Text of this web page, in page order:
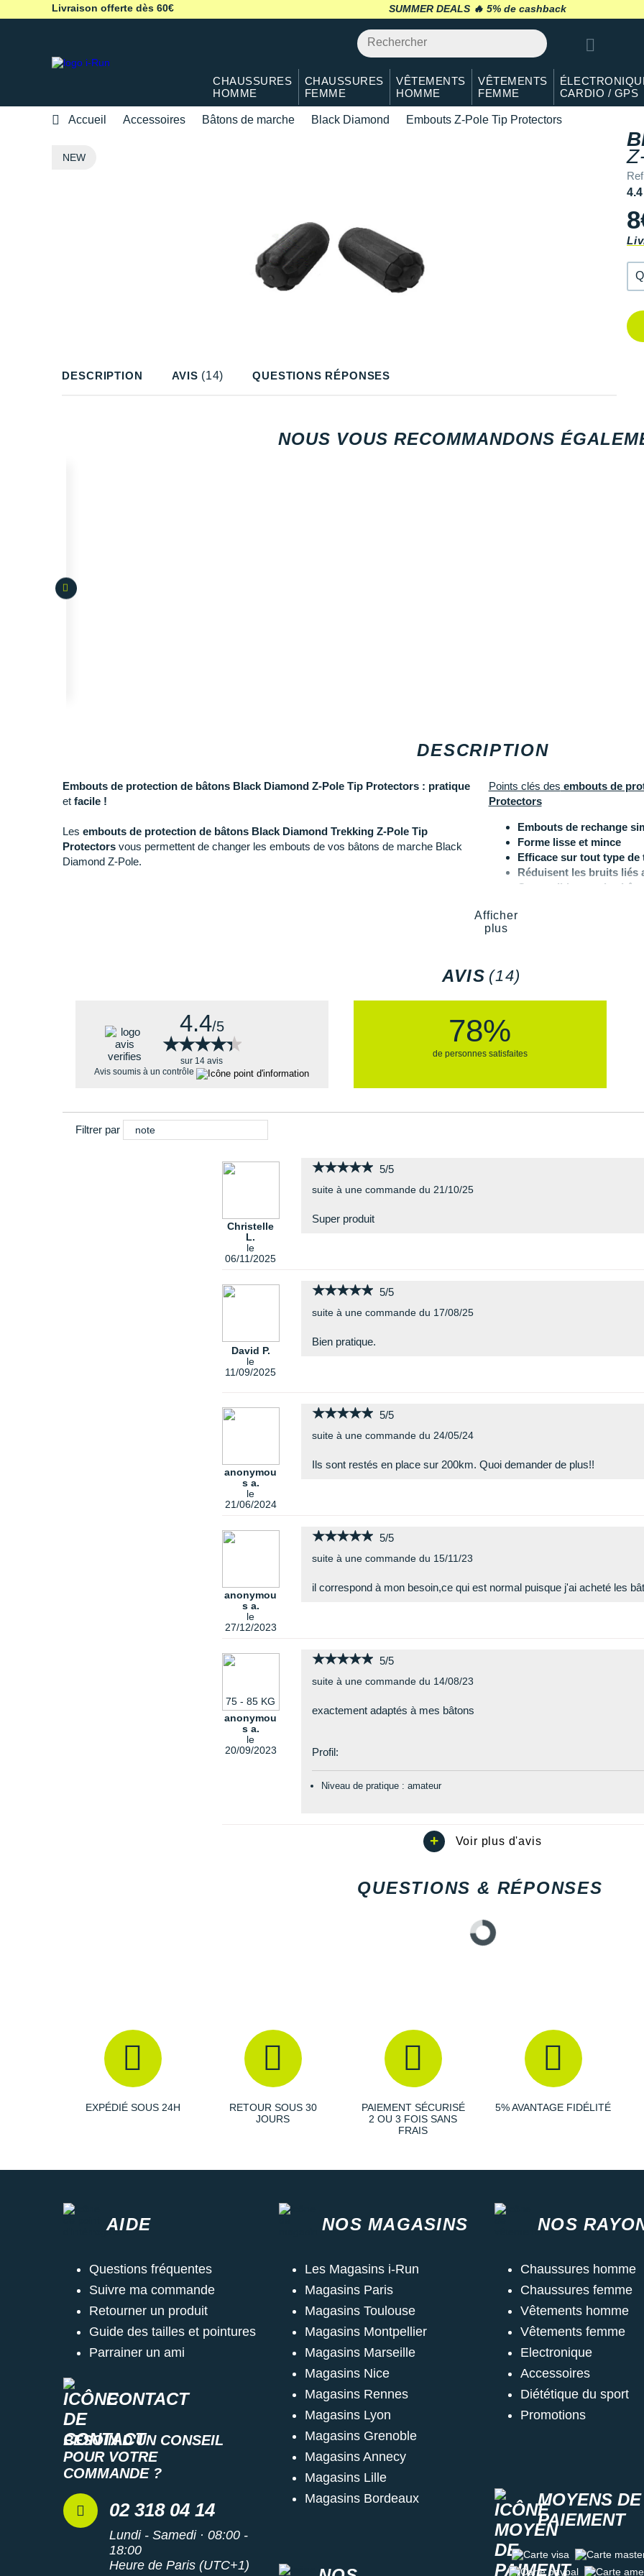
Livraison offerte dès 60€ SUMMER DEALS 🔥 retour 30 jours*
CHAUSSURES
HOMME
CHAUSSURES
FEMME
VÊTEMENTS
HOMME
VÊTEMENTS
FEMME
CARDIO / GPS
Accueil Accessoires Bâtons de marche Black Diamond Embouts Z-Pole Tip Protectors
4.4
NEW
DESCRIPTION AVIS (14) QUESTIONS RÉPONSES
DESCRIPTION
Embouts de protection de bâtons Black Diamond Z-Pole Tip Protectors : pratique
et facile !
Les embouts de protection de bâtons Black Diamond Trekking Z-Pole Tip
Protectors vous permettent de changer les embouts de vos bâtons de marche Black
Diamond Z-Pole.
Points clés des embouts de
Protectors
Embouts de rechange
Forme lisse et mince
Efficace sur tout type de
Réduisent les bruits liés
Compatible avec les
Afficher
plus
AVIS (14)
4.4/5
★★★★★
★★★★★
sur 14 avis
Avis soumis à un contrôle
78%
de personnes satisfaites
Filtrer par note
Christelle
L.
le
06/11/2025
★★★★★
★★★★★ 5/5
suite à une commande du 21/10/25
Super produit
David P.
le
11/09/2025
★★★★★
★★★★★ 5/5
suite à une commande du 17/08/25
Bien pratique.
anonymou
s a.
le
21/06/2024
★★★★★
★★★★★ 5/5
suite à une commande du 24/05/24
Ils sont restés en place sur 200km. Quoi demander de plus!!
anonymou
s a.
le
27/12/2023
★★★★★
★★★★★ 5/5
suite à une commande du 15/11/23
il correspond à mon besoin,ce qui est normal puisque j'ai acheté les
75 - 85 KG
anonymou
s a.
le
20/09/2023
★★★★★
★★★★★ 5/5
suite à une commande du 14/08/23
exactement adaptés à mes bâtons
Profil:
Niveau de pratique : amateur
QUESTIONS & RÉPONSES
NOUS VOUS RECOMMANDONS
EXPÉDIÉ SOUS 24H
RETOUR SOUS 30
JOURS
PAIEMENT SÉCURISÉ
2 OU 3 FOIS SANS
FRAIS
5% AVANTAGE FIDÉLITÉ
CONTACT
BESOIN D'UN CONSEIL
POUR VOTRE
COMMANDE ?
02 318 04 14
Lundi - Samedi · 08:00 -
18:00
Heure de Paris (UTC+1)
MOYENS DE
PAIEMENT
Carte visa
Carte master
Carte paypal
Carte amex
AIDE
Questions fréquentes
Suivre ma commande
Retourner un produit
Guide des tailles et pointures
Parrainer un ami
NOS MAGASINS
Les Magasins i-Run
Magasins Paris
Magasins Toulouse
Magasins Montpellier
Magasins Marseille
Magasins Nice
Magasins Rennes
Magasins Lyon
Magasins Grenoble
Magasins Annecy
Magasins Lille
Magasins Bordeaux
NOS
Chaussures homme
Chaussures femme
Vêtements homme
Vêtements femme
Electronique
Accessoires
Diététique du sport
Promotions
Qté: 2
Qté: 4
Qté: 5